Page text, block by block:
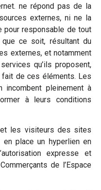
ne répond pas de la
externes, ni ne la
pour responsable de tout
que ce soit, résultant du
externes, et notamment
qu’ils proposent,
de ces éléments. Les
pleinement à
à leurs conditions
les visiteurs des sites
place un hyperlien en
expresse et
de l’Espace